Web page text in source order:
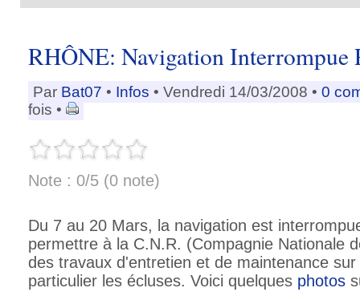
RHÔNE: Navigation Interrompue
Par Bat07 • Infos • Vendredi 14/03/2008 • 0
fois •
Note : 0/5 (0 note)
Du 7 au 20 Mars, la navigation est
permettre à la C.N.R. (Compagnie Nationale
des travaux d'entretien et de maintenance
particulier les écluses. Voici quelques photos